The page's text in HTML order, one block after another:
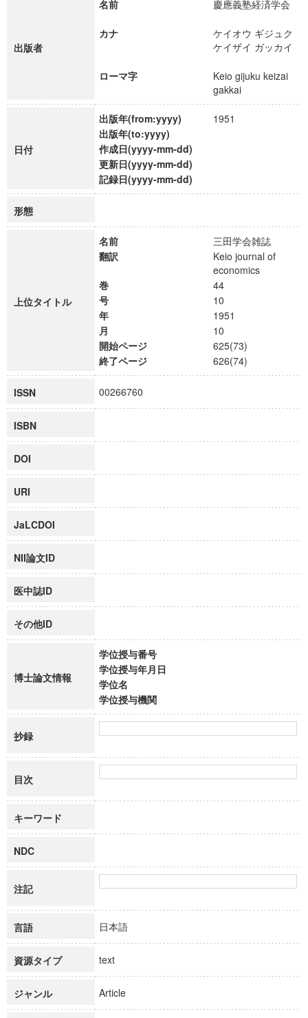
出版者
名前 慶應義塾経済学会
カナ
ケイオウ ギジュク
ケイザイ ガッカイ
ローマ字
Keio gijuku keizai
gakkai
日付
出版年(from:yyyy)
1951
出版年(to:yyyy)
作成日(yyyy-mm-dd)
更新日(yyyy-mm-dd)
記録日(yyyy-mm-dd)
形態
上位タイトル
名前
三田学会雑誌
翻訳
Keio journal of
economics
巻
44
号
10
年
1951
月
10
開始ページ
625(73)
終了ページ
626(74)
ISSN 00266760
ISBN
DOI
URI
JaLCDOI
NII論文ID
医中誌ID
その他ID
博士論文情報
学位授与番号
学位授与年月日
学位名
学位授与機関
抄録
目次
キーワード
NDC
注記
言語 日本語
資源タイプ text
ジャンル Article